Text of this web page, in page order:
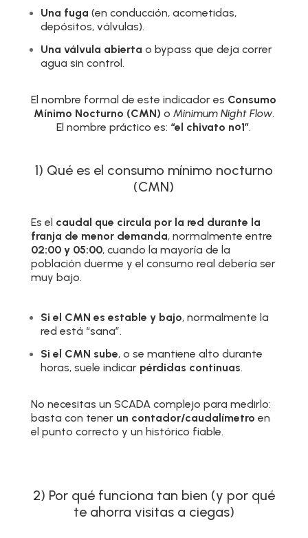
Una fuga (en conducción, acometidas,
depósitos, válvulas).
Una válvula abierta o bypass que deja correr
agua sin control.
El nombre formal de este indicador es Consumo
Mínimo Nocturno (CMN) o Minimum Night Flow.
El nombre práctico es: “el chivato nº1”.
1) Qué es el consumo mínimo nocturno
(CMN)
Es el caudal que circula por la red durante la
franja de menor demanda, normalmente entre
02:00 y 05:00, cuando la mayoría de la
población duerme y el consumo real debería ser
muy bajo.
Si el CMN es estable y bajo, normalmente la
red está “sana”.
Si el CMN sube, o se mantiene alto durante
horas, suele indicar pérdidas continuas.
No necesitas un SCADA complejo para medirlo:
basta con tener un contador/caudalímetro en
el punto correcto y un histórico fiable.
2) Por qué funciona tan bien (y por qué
te ahorra visitas a ciegas)